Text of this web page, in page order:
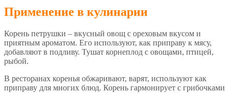
Применение в кулинарии
Корень петрушки – вкусный овощ с ореховым вкусом и
приятным ароматом. Его используют, как приправу к мясу,
добавляют в подливу. Тушат корнеплод с овощами, птицей,
рыбой.
В ресторанах коренья обжаривают, варят, используют как
приправу для многих блюд. Корень гармонирует с грибочками